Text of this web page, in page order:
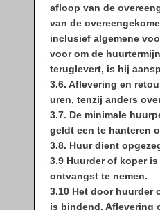
afloop van de
van de
inclusief algemene
voor om de
teruglevert, is hij
3.6. Aflevering en
uren, tenzij anders
3.7. De minimale
geldt een te hanteren
3.8. Huur dient
3.9 Huurder of koper
ontvangst te nemen.
3.10 Het door huurder
is bindend. Aflevering